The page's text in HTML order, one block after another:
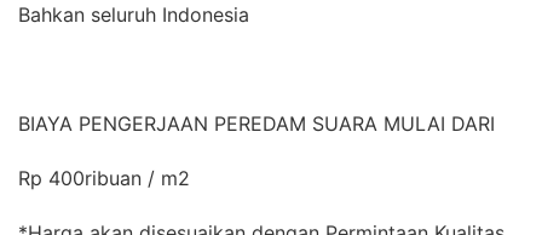
Bahkan seluruh Indonesia
BIAYA PENGERJAAN PEREDAM SUARA MULAI DARI
Rp 400ribuan / m2